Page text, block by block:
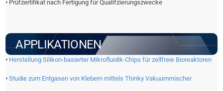
• Prüfzertifikat nach Fertigung für Qualifzierungszwecke
APPLIKATIONEN
• Herstellung Silikon-basierter Mikrofluidik-Chips für zellfreie Bioreaktoren
•Studie zum Entgasen von Klebern mittels Thinky Vakuummischer